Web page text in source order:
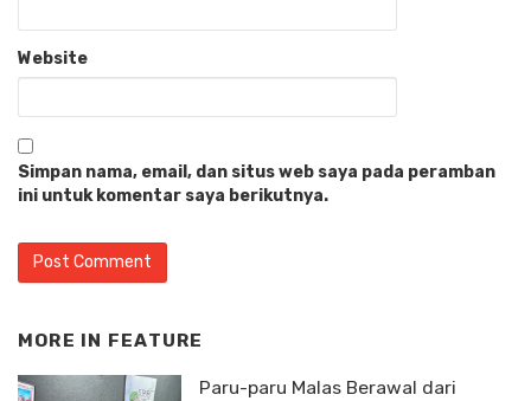
Website
Simpan nama, email, dan situs web saya pada peramban
ini untuk komentar saya berikutnya.
MORE IN FEATURE
Paru-paru Malas Berawal dari